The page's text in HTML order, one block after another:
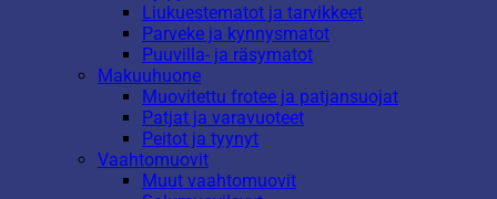
Liukuestematot ja tarvikkeet
Parveke ja kynnysmatot
Puuvilla- ja räsymatot
Makuuhuone
Muovitettu frotee ja patjansuojat
Patjat ja varavuoteet
Peitot ja tyynyt
Vaahtomuovit
Muut vaahtomuovit